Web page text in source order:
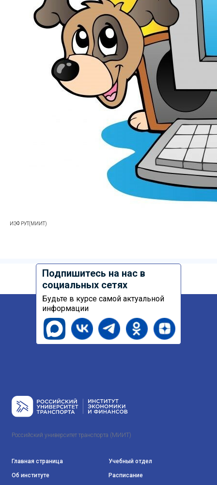
ИЭФ РУТ(МИИТ)
Подпишитесь на нас в
социальных сетях
Будьте в курсе самой актуальной
информации
Российский университет транспорта (МИИТ)
Главная страница
Об институте
Учебный отдел
Расписание